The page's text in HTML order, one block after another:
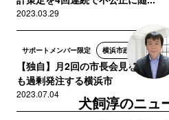
2023.03.29
サポートメンバー限定 横浜市政 開示請求
【独自】月2回の市長会見を月4回
も過剰発注する横浜市
2023.07.04 犬飼淳のニュ